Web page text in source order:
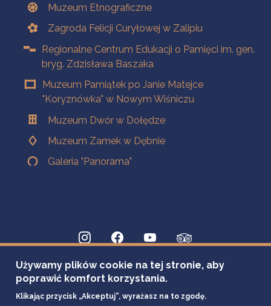
Muzeum Etnograficzne
Zagroda Felicji Curyłowej w Zalipiu
Regionalne Centrum Edukacji o Pamięci im. gen.
bryg. Zdzisława Baszaka
Muzeum Pamiątek po Janie Matejce
"Koryznówka" w Nowym Wiśniczu
Muzeum Dwór w Dołędze
Muzeum Zamek w Dębnie
Galeria "Panorama"
Używamy plików cookie na tej stronie, aby
poprawić komfort korzystania.
Klikając przycisk „Akceptuj”, wyrażasz na to zgodę.